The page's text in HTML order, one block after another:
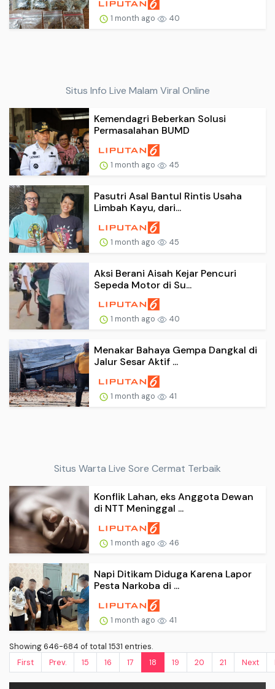
1 month ago 40
Situs Info Live Malam Viral Online
Kemendagri Beberkan Solusi
Permasalahan BUMD
1 month ago 45
Pasutri Asal Bantul Rintis Usaha
Limbah Kayu, dari...
1 month ago 45
Aksi Berani Aisah Kejar Pencuri
Sepeda Motor di Su...
1 month ago 40
Menakar Bahaya Gempa Dangkal di
Jalur Sesar Aktif ...
1 month ago 41
Situs Warta Live Sore Cermat Terbaik
Konflik Lahan, eks Anggota Dewan
di NTT Meninggal ...
1 month ago 46
Napi Ditikam Diduga Karena Lapor
Pesta Narkoba di ...
1 month ago 41
Showing 646-684 of total 1531 entries.
First
Prev. 15 16 17 18 19 20 21 Next